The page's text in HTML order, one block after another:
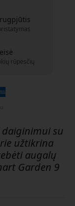
rūpesčių
su
užtikrina
augalų
Garden 9